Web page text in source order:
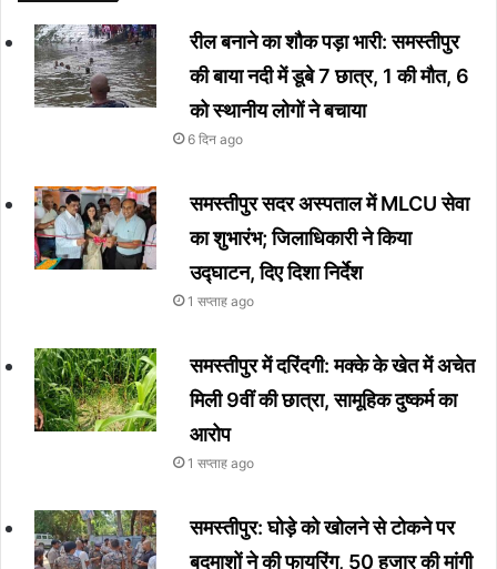
रील बनाने का शौक पड़ा भारी: समस्तीपुर
की बाया नदी में डूबे 7 छात्र, 1 की मौत, 6
को स्थानीय लोगों ने बचाया
6 दिन ago
समस्तीपुर सदर अस्पताल में MLCU सेवा
का शुभारंभ; जिलाधिकारी ने किया
उद्घाटन, दिए दिशा निर्देश
1 सप्ताह ago
समस्तीपुर में दरिंदगी: मक्के के खेत में अचेत
मिली 9वीं की छात्रा, सामूहिक दुष्कर्म का
आरोप
1 सप्ताह ago
समस्तीपुर: घोड़े को खोलने से टोकने पर
बदमाशों ने की फायरिंग, 50 हजार की मांगी